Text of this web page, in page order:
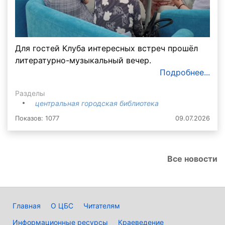
Для гостей Клуба интересных встреч прошёл
литературно-музыкальный вечер.
Подробнее...
Разделы
центральная городская библиотека
Показов: 1077 09.07.2026
Все новости
Главная О ЦБС
Читателям
Информационные ресурсы
Краеведение